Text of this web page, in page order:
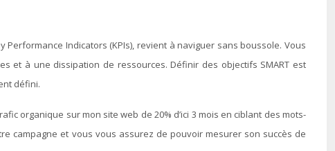
Indicators (KPIs), revient à naviguer sans boussole. Vous
et à une dissipation de ressources. Définir des objectifs SMART est
défini.
organique sur mon site web de 20% d’ici 3 mois en ciblant des mots-
campagne et vous vous assurez de pouvoir mesurer son succès de